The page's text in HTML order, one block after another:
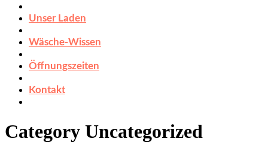
Unser Laden
Wäsche-Wissen
Öffnungszeiten
Kontakt
Category Uncategorized